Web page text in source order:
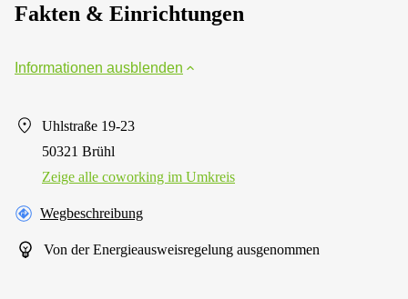
Fakten & Einrichtungen
Informationen ausblenden
Uhlstraße 19-23
50321 Brühl
Zeige alle сoworking im Umkreis
Wegbeschreibung
Von der Energieausweisregelung ausgenommen